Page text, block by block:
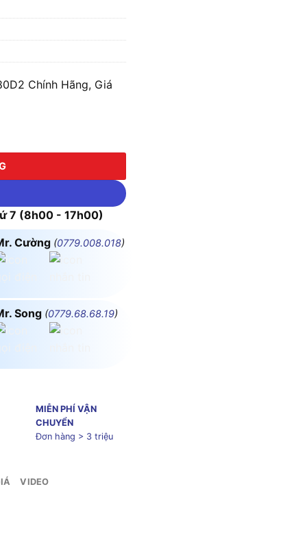
Chính Hãng, Giá
lượng
7 (8h00 - 17h00)
Cường (0779.008.018)
Song (0779.68.68.19)
MIỄN PHÍ VẬN
CHUYỂN
Đơn hàng > 3 triệu
VIDEO